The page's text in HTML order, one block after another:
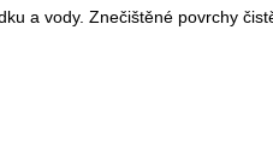
a vody. Znečištěné povrchy